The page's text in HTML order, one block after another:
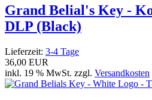
Grand Belial's Key -
DLP (Black)
Lieferzeit: 3-4 Tage
36,00 EUR
inkl. 19 % MwSt. zzgl. Versandkosten